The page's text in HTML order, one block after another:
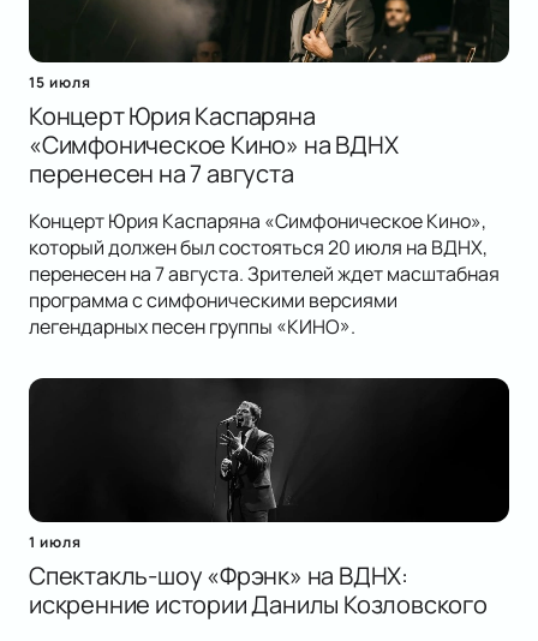
15 июля
Концерт Юрия Каспаряна
«Симфоническое Кино» на ВДНХ
перенесен на 7 августа
Концерт Юрия Каспаряна «Симфоническое Кино»,
который должен был состояться 20 июля на ВДНХ,
перенесен на 7 августа. Зрителей ждет масштабная
программа с симфоническими версиями
легендарных песен группы «КИНО».
1 июля
Спектакль-шоу «Фрэнк» на ВДНХ:
искренние истории Данилы Козловского